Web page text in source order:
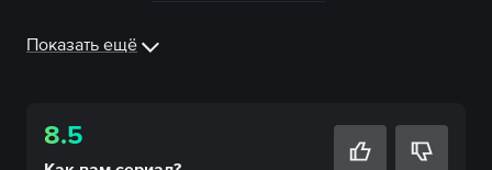
Показать ещё
8.5